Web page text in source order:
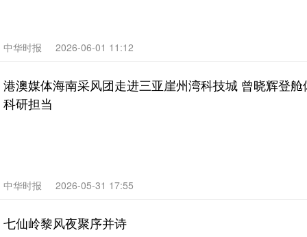
中华时报 2026-06-01 11:12
港澳媒体海南采风团走进三亚崖州湾科技城 曾晓辉登
科研担当
中华时报 2026-05-31 17:55
七仙岭黎风夜聚序并诗